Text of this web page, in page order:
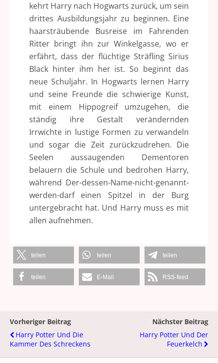
kehrt Harry nach Hogwarts zurück, um sein
drittes Ausbildungsjahr zu beginnen. Eine
haarsträubende Busreise im Fahrenden
Ritter bringt ihn zur Winkelgasse, wo er
erfährt, dass der flüchtige Sträfling Sirius
Black hinter ihm her ist. So beginnt das
neue Schuljahr. In Hogwarts lernen Harry
und seine Freunde die schwierige Kunst,
mit einem Hippogreif umzugehen, die
ständig ihre Gestalt verändernden
Irrwichte in lustige Formen zu verwandeln
und sogar die Zeit zurückzudrehen. Die
Seelen aussaugenden Dementoren
belauern die Schule und bedrohen Harry,
während Der-dessen-Name-nicht-genannt-
werden-darf einen Spitzel in der Burg
untergebracht hat. Und Harry muss es mit
allen aufnehmen.
teilen teilen teilen
teilen E-Mail RSS-feed
Vorheriger Beitrag
Harry Potter Und Die
Kammer Des Schreckens
Nächster Beitrag
Harry Potter Und Der
Feuerkelch